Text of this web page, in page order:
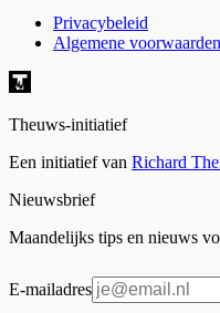
Privacybeleid
Algemene voorwaarden
Theuws-initiatief
Een initiatief van Richard
Nieuwsbrief
Maandelijks tips en nieuws
E-mailadres